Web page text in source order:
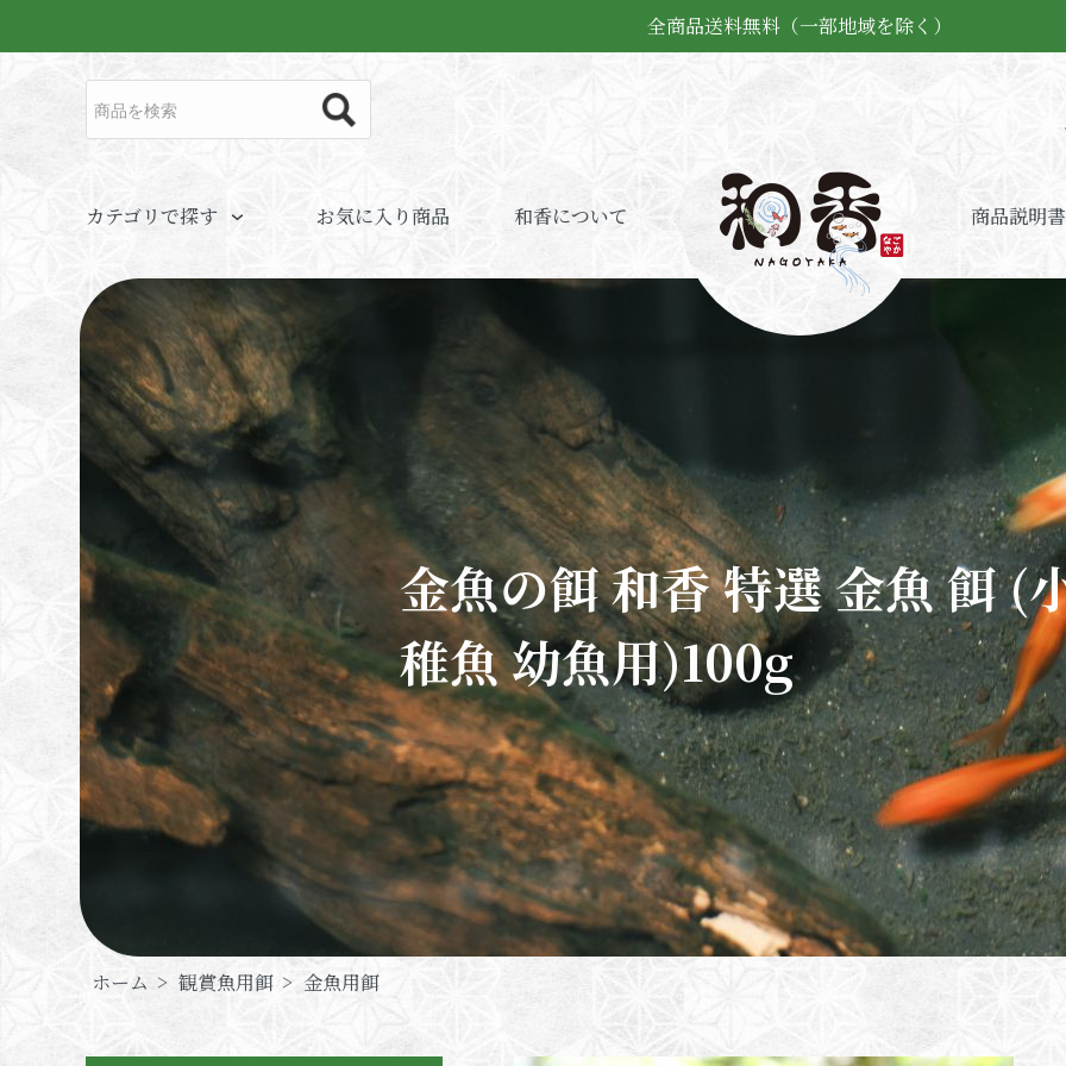
全商品送料無料（一部地域を除く）
カテゴリで探す お気に入り商品 和香について 商品説明書
金魚の餌 和香 特選 金魚 餌 (
稚魚 幼魚用)100g
ホーム > 観賞魚用餌 > 金魚用餌